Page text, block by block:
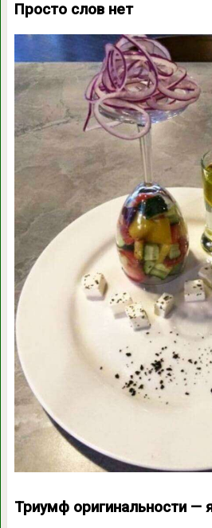
Просто слов нет
Триумф оригинальности —